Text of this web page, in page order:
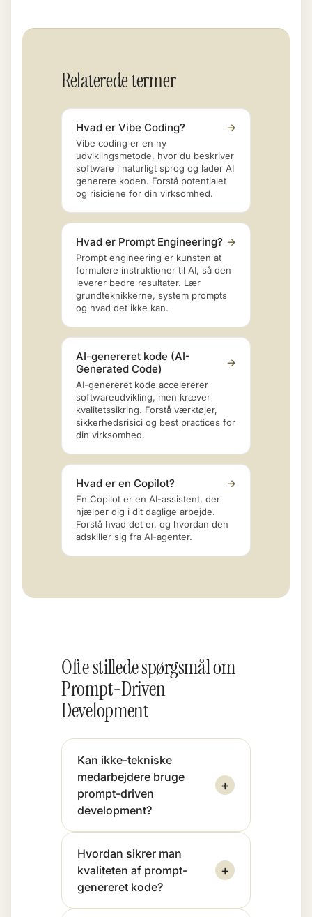
Relaterede termer
Hvad er Vibe Coding? →
Vibe coding er en ny
udviklingsmetode, hvor du beskriver
software i naturligt sprog og lader AI
generere koden. Forstå potentialet
og risiciene for din virksomhed.
Hvad er Prompt Engineering? →
Prompt engineering er kunsten at
formulere instruktioner til AI, så den
leverer bedre resultater. Lær
grundteknikkerne, system prompts
og hvad det ikke kan.
AI-genereret kode (AI-
Generated Code)
→
AI-genereret kode accelererer
softwareudvikling, men kræver
kvalitetssikring. Forstå værktøjer,
sikkerhedsrisici og best practices for
din virksomhed.
Hvad er en Copilot? →
En Copilot er en AI-assistent, der
hjælper dig i dit daglige arbejde.
Forstå hvad det er, og hvordan den
adskiller sig fra AI-agenter.
Ofte stillede spørgsmål om
Prompt-Driven
Development
Kan ikke-tekniske
medarbejdere bruge
prompt-driven
development?
+
Hvordan sikrer man
kvaliteten af prompt-
genereret kode?
+